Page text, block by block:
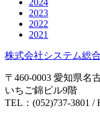
2024
2023
2022
2021
株式会社システム総
〒460-0003 愛知県名
いちご錦ビル9階
TEL：(052)737-3801 /